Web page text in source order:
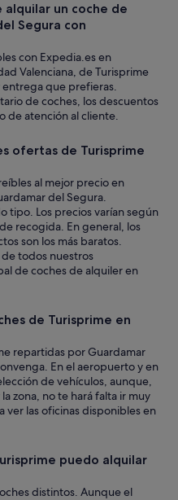
alquilar un coche de
Segura con
con Expedia.es en
Valenciana, de Turisprime
que prefieras.
de coches, los descuentos
de atención al cliente.
ofertas de Turisprime
al mejor precio en
del Segura.
tipo. Los precios varían según
recogida. En general, los
son los más baratos.
todos nuestros
de coches de alquiler en
de Turisprime en
repartidas por Guardamar
En el aeropuerto y en
de vehículos, aunque,
zona, no te hará falta ir muy
ver las oficinas disponibles en
puedo alquilar
distintos. Aunque el